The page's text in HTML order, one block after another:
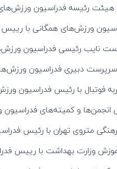
هیئت رئیسه فدراسیون
ورزش‌های همگانی با
نایب رئیسی فدراسیون
دبیری فدراسیون
فوتبال با رئیس فدراسیون
انجمن‌ها و کمیته‌های
متروی تهران با رئیس
وزارت بهداشت با رییس